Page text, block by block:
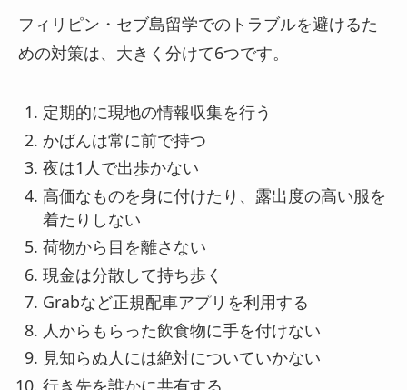
フィリピン・セブ島留学での トラブルを避けるた
めの対策は、大きく分けて6つです。
定期的に現地の情報収集を行う
かばんは常に前で持つ
夜は1人で出歩かない
高価なものを身に付けたり、露出度の高い服を
着たりしない
荷物から目を離さない
現金は分散して持ち歩く
Grabなど正規配車アプリを利用する
人からもらった飲食物に手を付けない
見知らぬ人には絶対についていかない
行き先を誰かに共有する